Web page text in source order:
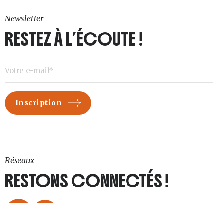
Newsletter
RESTEZ À L’ÉCOUTE !
Réseaux
RESTONS CONNECTÉS !